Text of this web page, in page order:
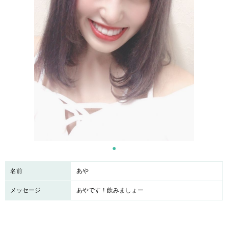
名前 あや
メッセージ あやです！飲みましょー